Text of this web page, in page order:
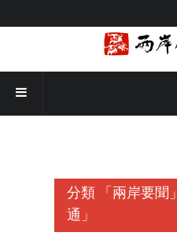
分類 「兩岸要聞」
通」